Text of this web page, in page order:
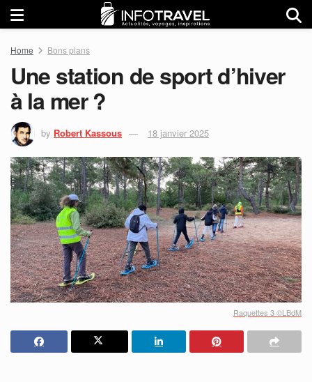
Home Bons plans
Une station de sport d’hiver
à la mer ?
by Robert Kassous 18 janvier 2025
Raquettes 3 ©LBdM